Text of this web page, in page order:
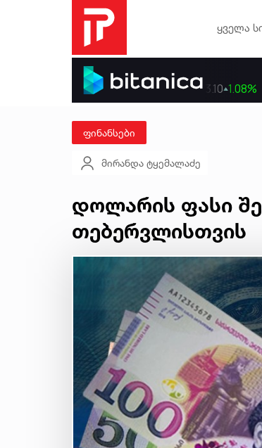
ყველა
ფინანსები
მირანდა ტყემალაძე
დოლარის ფასი
თებერვლისთვის